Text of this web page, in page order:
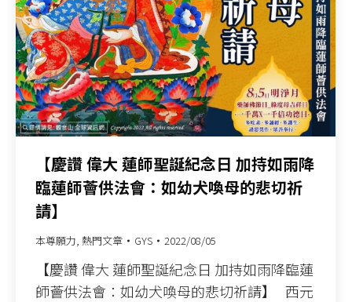
【慶讚 偉大 蓮師聖誕紀念日 加持如雨降
臨蓮師薈供法會：如幼犬喚母的悲切祈
請】
本尊願力, 熱門文章 GYS 2022/08/05
【慶讚 偉大 蓮師聖誕紀念日 加持如雨降臨蓮
師薈供法會：如幼犬喚母的悲切祈請】 西元